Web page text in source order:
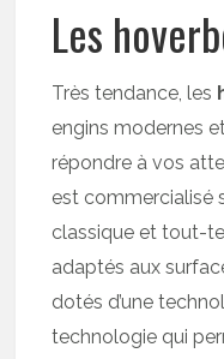
Les
Très tendance, les
engins modernes
répondre à vos
est commercialisé
classique et tout-
adaptés aux
dotés d’une
technologie qui